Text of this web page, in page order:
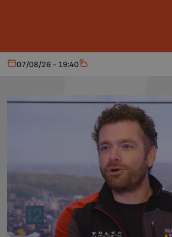
Aujourd'hui
07/08/26 - 19:40 Météo